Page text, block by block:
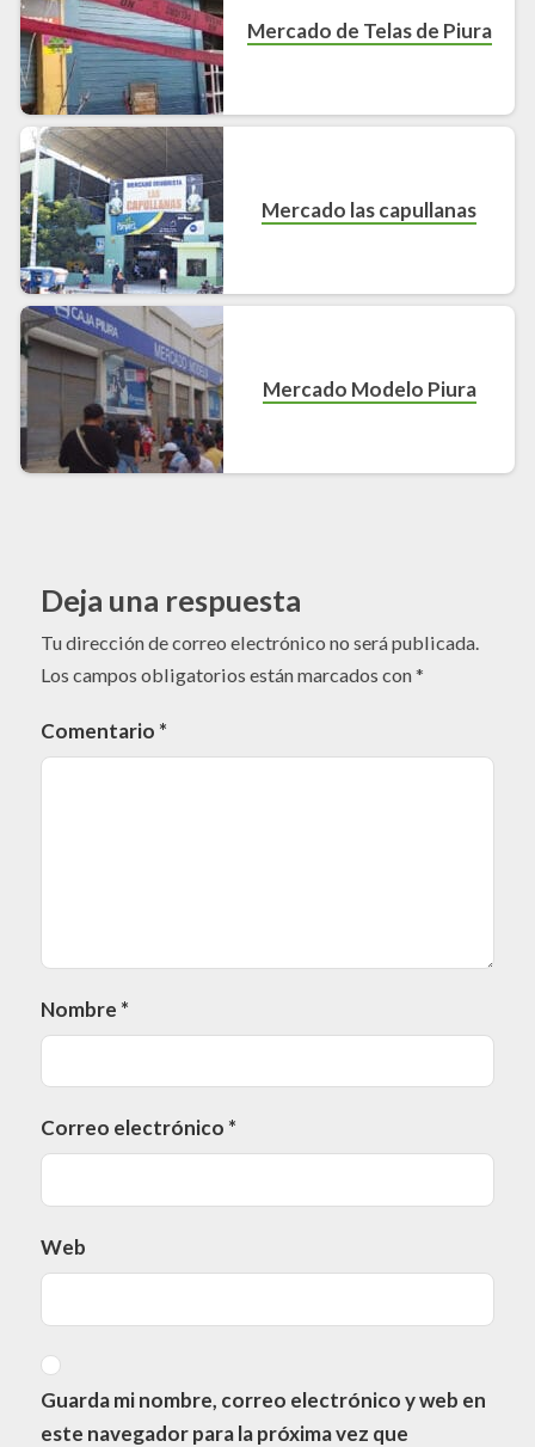
Mercado de Telas de Piura
Mercado las capullanas
Mercado Modelo Piura
Deja una respuesta
Tu dirección de correo electrónico no será publicada.
Los campos obligatorios están marcados con*
Comentario *
Nombre *
Correo electrónico *
Web
Guarda mi nombre, correo electrónico y web en
este navegador para la próxima vez que